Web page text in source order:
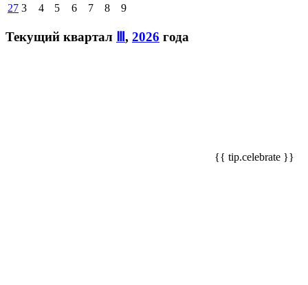
27 3 4 5 6 7 8 9
Текущий квартал , 2026 года
{{ tip.celebrate }}